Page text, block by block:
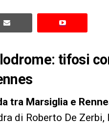
tifosi
tra Marsiglia e
di Roberto De Zerbi,